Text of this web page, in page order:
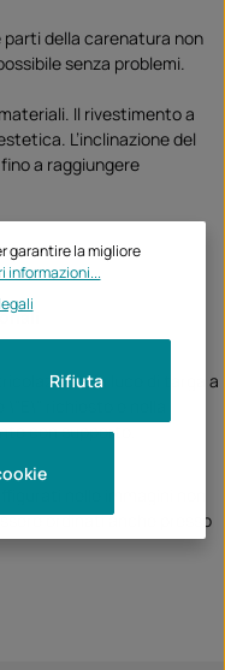
parti della carenatura non
senza problemi.
Il rivestimento a
L’inclinazione del
a raggiungere
la luce di targa a
richiesto e nella
con supporto.
nelle immagini non
ordinati anche presso
garantire la migliore
informazioni...
Rifiuta